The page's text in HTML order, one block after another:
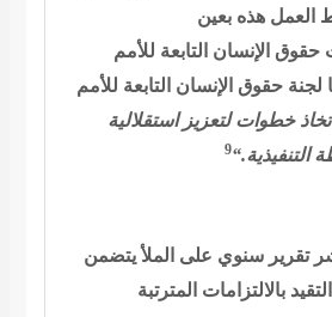
العمل هذه بعين
الإنسان التابعة للأمم
لجنة حقوق الإنسان التابعة للأمم
خطوات لتعزيز استقلالية
التنفيذية“.
9
تقرير سنوي على الملأ يتضمن
بالالتزامات المترتبة